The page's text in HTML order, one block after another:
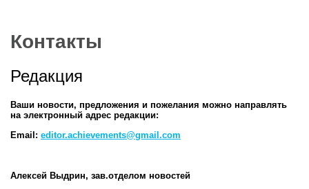
Контакты
Редакция
Ваши новости, предложения и пожелания можно направлять
на электронный адрес редакции:
Email: editor.achievements@gmail.com
Алексей Выдрин, зав.отделом новостей